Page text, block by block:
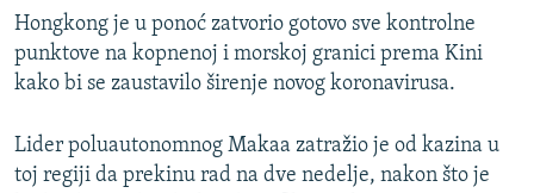
Hongkong je u ponoć zatvorio gotovo sve kontrolne
punktove na kopnenoj i morskoj granici prema Kini
kako bi se zaustavilo širenje novog koronavirusa.
Lider poluautonomnog Makaa zatražio je od kazina u
toj regiji da prekinu rad na dve nedelje, nakon što je